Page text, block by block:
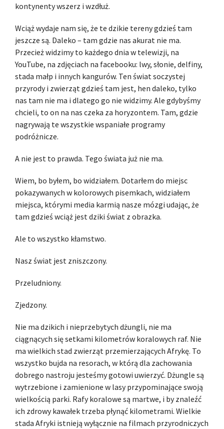
kontynenty wszerz i wzdłuż.
Wciąż wydaje nam się, że te dzikie tereny gdzieś tam
jeszcze są. Daleko – tam gdzie nas akurat nie ma.
Przecież widzimy to każdego dnia w telewizji, na
YouTube, na zdjęciach na facebooku: lwy, słonie, delfiny,
stada małp i innych kangurów. Ten świat soczystej
przyrody i zwierząt gdzieś tam jest, hen daleko, tylko
nas tam nie ma i dlatego go nie widzimy. Ale gdybyśmy
chcieli, to on na nas czeka za horyzontem. Tam, gdzie
nagrywają te wszystkie wspaniałe programy
podróżnicze.
A nie jest to prawda. Tego świata już nie ma.
Wiem, bo byłem, bo widziałem. Dotarłem do miejsc
pokazywanych w kolorowych pisemkach, widziałem
miejsca, którymi media karmią nasze mózgi udając, że
tam gdzieś wciąż jest dziki świat z obrazka.
Ale to wszystko kłamstwo.
Nasz świat jest zniszczony.
Przeludniony.
Zjedzony.
Nie ma dzikich i nieprzebytych dżungli, nie ma
ciągnących się setkami kilometrów koralowych raf. Nie
ma wielkich stad zwierząt przemierzających Afrykę. To
wszystko bujda na resorach, w którą dla zachowania
dobrego nastroju jesteśmy gotowi uwierzyć. Dżungle są
wytrzebione i zamienione w lasy przypominające swoją
wielkością parki. Rafy koralowe są martwe, i by znaleźć
ich zdrowy kawałek trzeba płynąć kilometrami. Wielkie
stada Afryki istnieją wyłącznie na filmach przyrodniczych